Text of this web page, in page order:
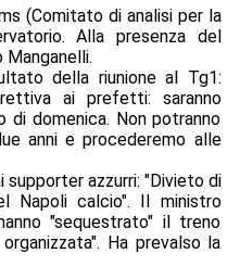
(Comitato di analisi per la
Alla presenza del
della riunione al Tg1:
ai prefetti: saranno
di domenica. Non potranno
anni e procederemo alle
supporter azzurri: "Divieto di
Napoli calcio". Il ministro
"sequestrato" il treno
Ha prevalso la